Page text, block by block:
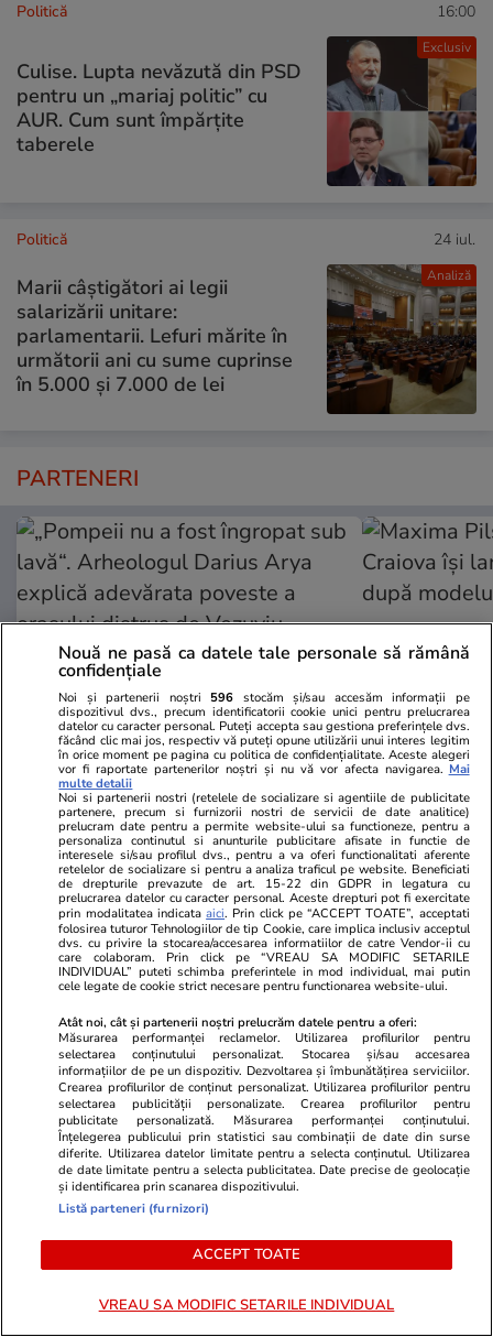
Exclusiv
Politică 16:00
Culise. Lupta nevăzută din PSD
pentru un „mariaj politic” cu
AUR. Cum sunt împărțite
taberele
Analiză
Politică 24 iul.
Marii câștigători ai legii
salarizării unitare:
parlamentarii. Lefuri mărite în
următorii ani cu sume cuprinse
în 5.000 și 7.000 de lei
PARTENERI
Adevarul.ro
„Pompeii nu a fost îngropat sub
lavă“. Arheologul Darius Arya
explică adevărata poveste a
orașului distrus de Vezuviu
Fanatik.ro
Maxima
Craiova își
după
Exclusiv
PARTENERI
Elle.ro
O mai ții minte pe Janine Sârbu?
fosta soție a lui Adrian Sârbu și
Unica.ro
Mirabela
flancată de
Nouă ne pasă ca datele tale personale să rămână
confidențiale
Noi și partenerii noștri 596 stocăm și/sau accesăm informații pe
dispozitivul dvs., precum identificatorii cookie unici pentru prelucrarea
datelor cu caracter personal. Puteți accepta sau gestiona preferințele dvs.
făcând clic mai jos, respectiv vă puteți opune utilizării unui interes legitim
în orice moment pe pagina cu politica de confidențialitate. Aceste alegeri
vor fi raportate partenerilor noștri și nu vă vor afecta navigarea. Mai
multe detalii
Noi si partenerii nostri (retelele de socializare si agentiile de publicitate
partenere, precum si furnizorii nostri de servicii de date analitice)
prelucram date pentru a permite website-ului sa functioneze, pentru a
personaliza continutul si anunturile publicitare afisate in functie de
interesele si/sau profilul dvs., pentru a va oferi functionalitati aferente
retelelor de socializare si pentru a analiza traficul pe website. Beneficiati
de drepturile prevazute de art. 15-22 din GDPR in legatura cu
prelucrarea datelor cu caracter personal. Aceste drepturi pot fi exercitate
prin modalitatea indicataaici. Prin click pe “ACCEPT TOATE”, acceptati
folosirea tuturor Tehnologiilor de tip Cookie, care implica inclusiv acceptul
dvs. cu privire la stocarea/accesarea informatiilor de catre Vendor-ii cu
care colaboram. Prin click pe “VREAU SA MODIFIC SETARILE
INDIVIDUAL” puteti schimba preferintele in mod individual, mai putin
cele legate de cookie strict necesare pentru functionarea website-ului.
Atât noi, cât și partenerii noștri prelucrăm datele pentru a oferi:
Măsurarea performanței reclamelor. Utilizarea profilurilor pentru
selectarea conținutului personalizat. Stocarea și/sau accesarea
informațiilor de pe un dispozitiv. Dezvoltarea și îmbunătățirea serviciilor.
Crearea profilurilor de conținut personalizat. Utilizarea profilurilor pentru
selectarea publicității personalizate. Crearea profilurilor pentru
publicitate personalizată. Măsurarea performanței conținutului.
Înțelegerea publicului prin statistici sau combinații de date din surse
diferite. Utilizarea datelor limitate pentru a selecta conținutul. Utilizarea
de date limitate pentru a selecta publicitatea. Date precise de geolocație
și identificarea prin scanarea dispozitivului.
Listă parteneri (furnizori)
ACCEPT TOATE
VREAU SA MODIFIC SETARILE INDIVIDUAL